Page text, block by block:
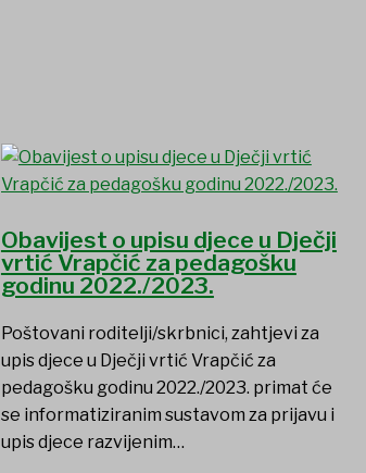
Obavijest o upisu djece u Dječji
vrtić Vrapčić za pedagošku
godinu 2022./2023.
Poštovani roditelji/skrbnici, zahtjevi za
upis djece u Dječji vrtić Vrapčić za
pedagošku godinu 2022./2023. primat će
se informatiziranim sustavom za prijavu i
upis djece razvijenim…